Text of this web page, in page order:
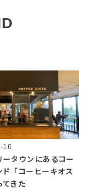
16
ータウンにあるコー
ド「コーヒーキオス
てきた